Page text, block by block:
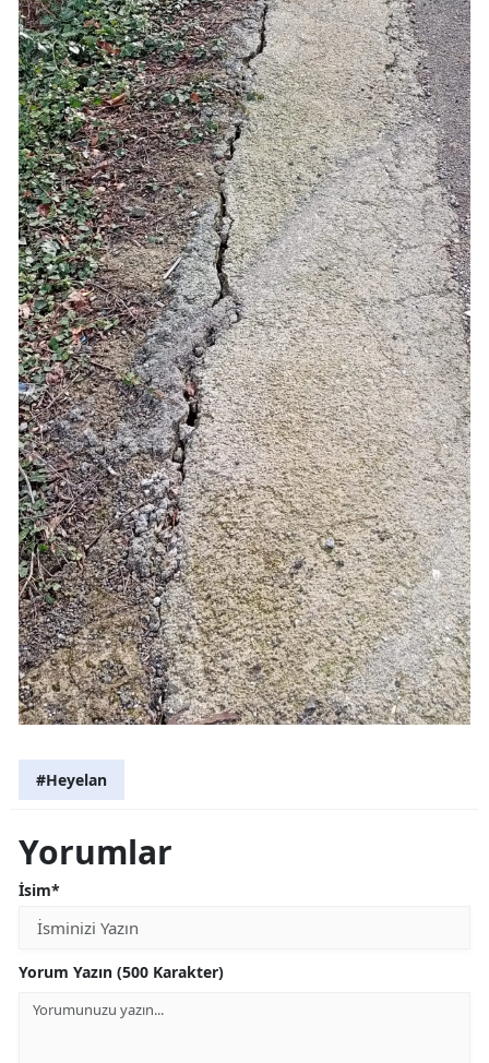
#Heyelan
Yorumlar
İsim*
Yorum Yazın (500 Karakter)